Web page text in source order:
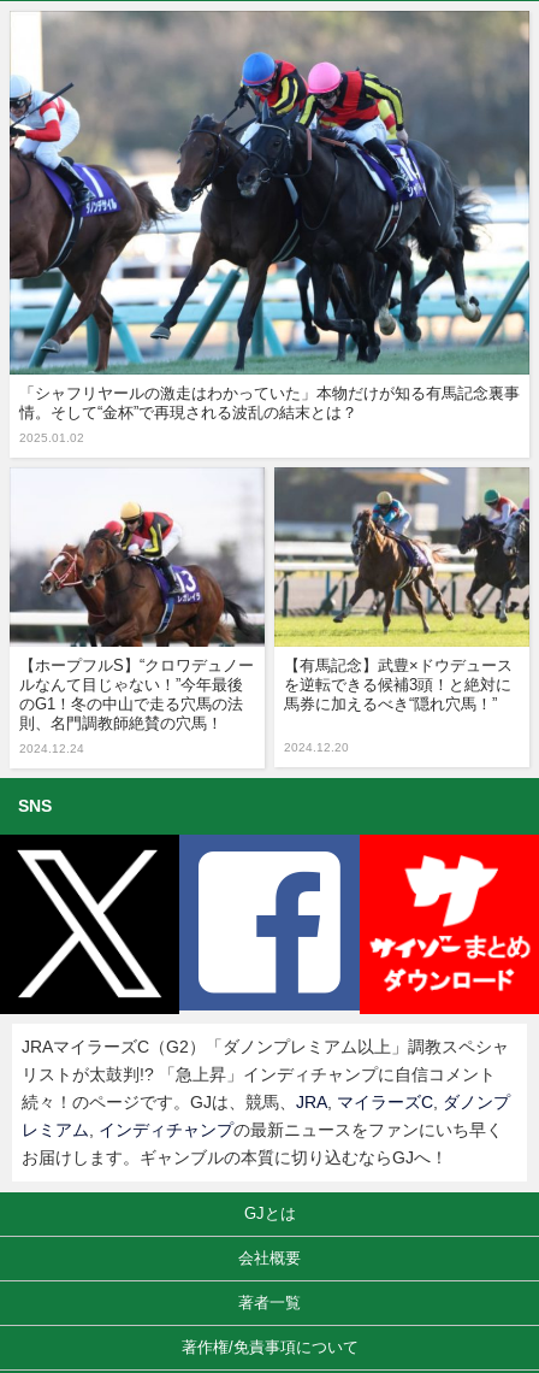
「シャフリヤールの激走はわかっていた」本物だけが知る有馬記念裏事
情。そして“金杯”で再現される波乱の結末とは？
2025.01.02
【ホープフルS】“クロワデュノー
ルなんて目じゃない！”今年最後
のG1！冬の中山で走る穴馬の法
則、名門調教師絶賛の穴馬！
2024.12.24
【有馬記念】武豊×ドウデュース
を逆転できる候補3頭！と絶対に
馬券に加えるべき“隠れ穴馬！”
2024.12.20
SNS
JRAマイラーズC（G2）「ダノンプレミアム以上」調教スペシャ
リストが太鼓判!? 「急上昇」インディチャンプに自信コメント
続々！のページです。GJは、競馬、 JRA マイラーズC
ダノンプ
レミアム
インディチャンプの最新ニュースをファンにいち早く
お届けします。ギャンブルの本質に切り込むならGJへ！
GJとは
会社概要
著者一覧
著作権/免責事項について